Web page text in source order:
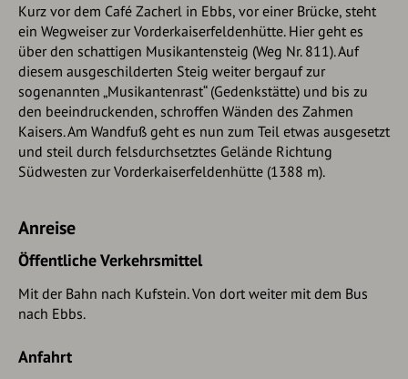
Kurz vor dem Café Zacherl in Ebbs, vor einer Brücke, steht
ein Wegweiser zur Vorderkaiserfeldenhütte. Hier geht es
über den schattigen Musikantensteig (Weg Nr. 811). Auf
diesem ausgeschilderten Steig weiter bergauf zur
sogenannten „Musikantenrast“ (Gedenkstätte) und bis zu
den beeindruckenden, schroffen Wänden des Zahmen
Kaisers. Am Wandfuß geht es nun zum Teil etwas ausgesetzt
und steil durch felsdurchsetztes Gelände Richtung
Südwesten zur Vorderkaiserfeldenhütte (1388 m).
Anreise
Öffentliche Verkehrsmittel
Mit der Bahn nach Kufstein. Von dort weiter mit dem Bus
nach Ebbs.
Anfahrt